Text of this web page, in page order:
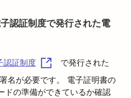
認証制度で発行された電
認証制度
で発行された
名が必要です。 電子証明書の
ドの準備ができているか確認